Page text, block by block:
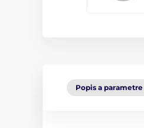
Popis a parametre